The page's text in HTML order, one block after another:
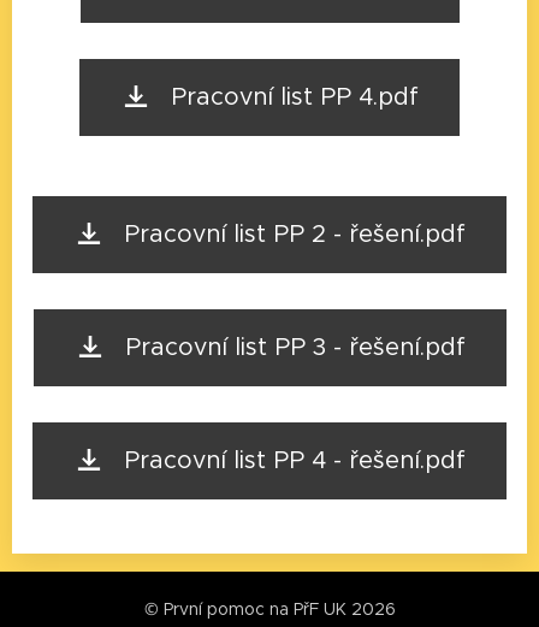
Pracovní list PP 4.pdf
Pracovní list PP 2 - řešení.pdf
Pracovní list PP 3 - řešení.pdf
Pracovní list PP 4 - řešení.pdf
© První pomoc na PřF UK 2026